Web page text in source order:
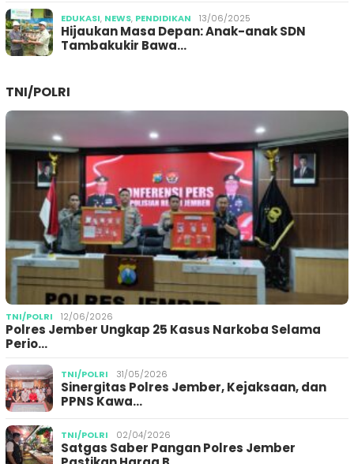
EDUKASI, NEWS, PENDIDIKAN 13/06/2025
Hijaukan Masa Depan: Anak-anak SDN
Tambakukir Bawa…
TNI/POLRI
TNI/POLRI 12/06/2026
Polres Jember Ungkap 25 Kasus Narkoba Selama
Perio…
TNI/POLRI 31/05/2026
Sinergitas Polres Jember, Kejaksaan, dan
PPNS Kawa…
TNI/POLRI 02/04/2026
Satgas Saber Pangan Polres Jember